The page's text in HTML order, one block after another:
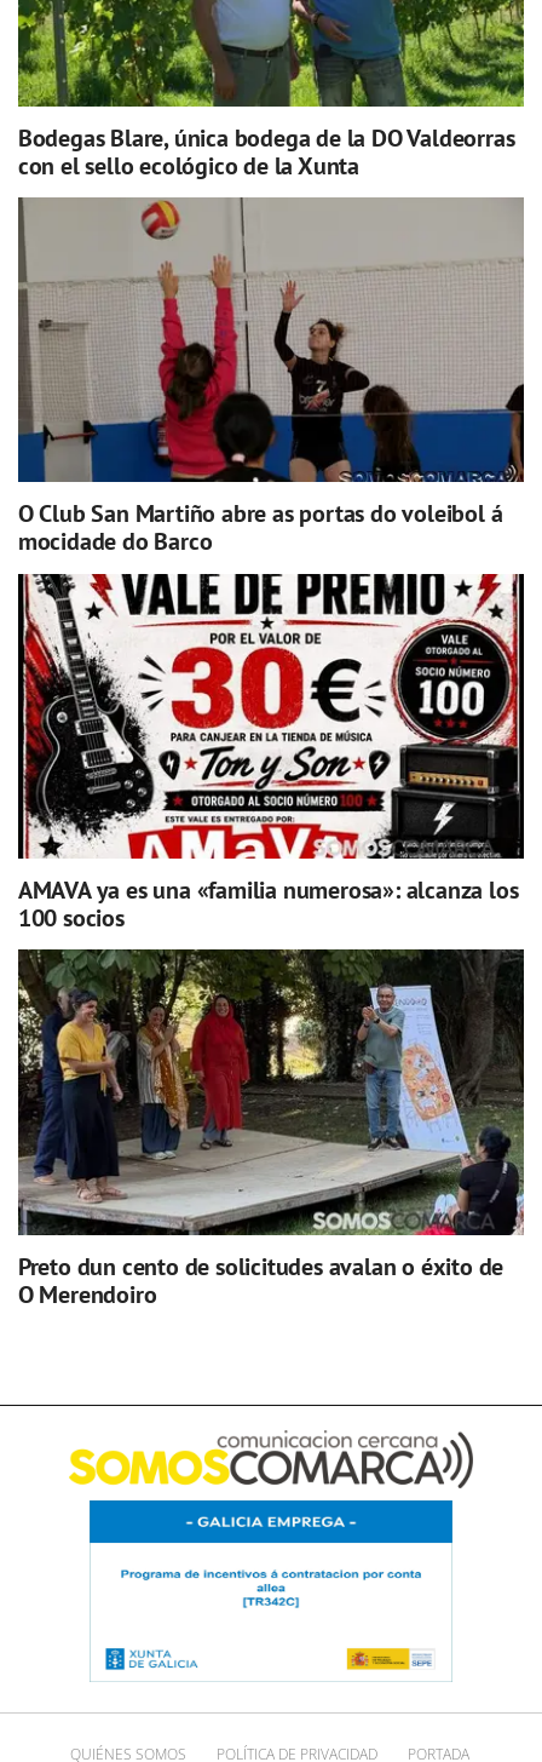
Bodegas Blare, única bodega de la DO Valdeorras
con el sello ecológico de la Xunta
O Club San Martiño abre as portas do voleibol á
mocidade do Barco
AMAVA ya es una «familia numerosa»: alcanza los
100 socios
Preto dun cento de solicitudes avalan o éxito de
O Merendoiro
QUIÉNES SOMOS POLÍTICA DE PRIVACIDAD PORTADA